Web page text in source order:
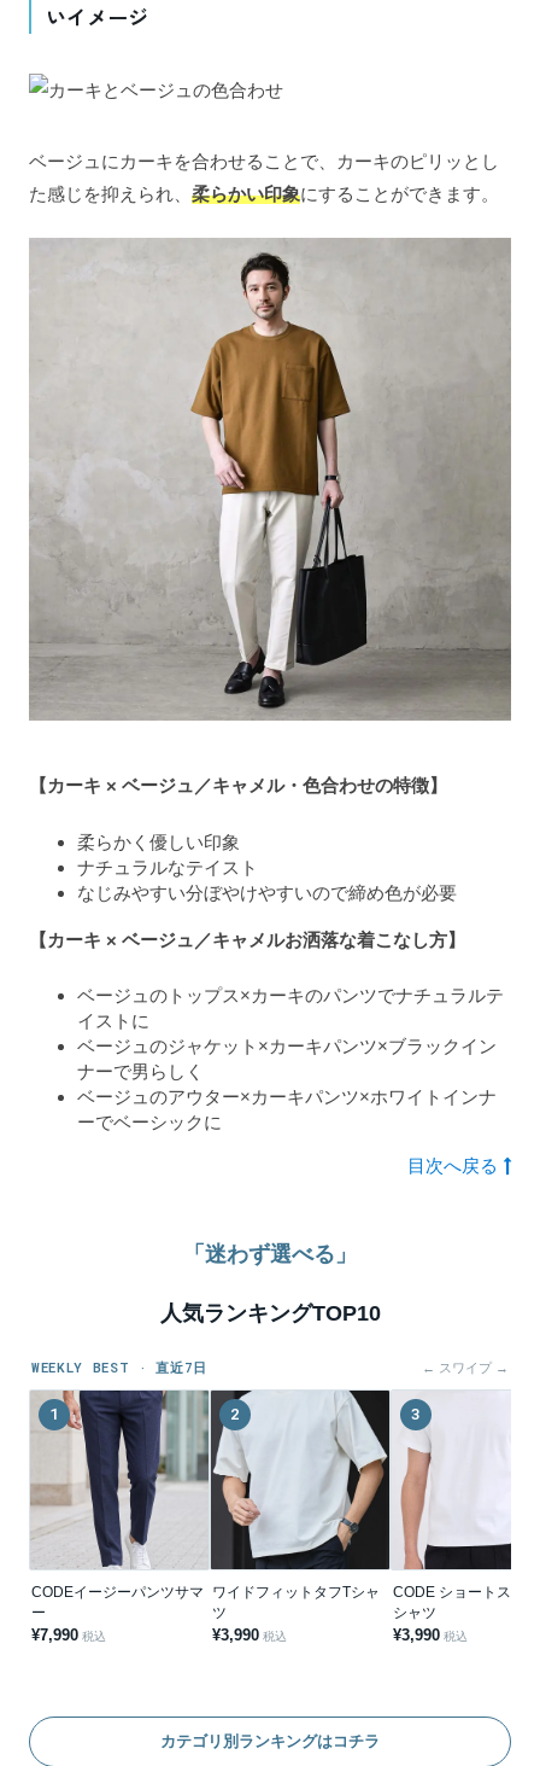
いイメージ
ベージュにカーキを合わせることで、カーキのピリッとし
た感じを抑えられ、 柔らかい印象にすることができます。
【カーキ × ベージュ／キャメル・色合わせの特徴】
柔らかく優しい印象
ナチュラルなテイスト
なじみやすい分ぼやけやすいので締め色が必要
【カーキ × ベージュ／キャメルお洒落な着こなし方】
ベージュのトップス×カーキのパンツでナチュラルテ
イストに
ベージュのジャケット×カーキパンツ×ブラックイン
ナーで男らしく
ベージュのアウター×カーキパンツ×ホワイトインナ
ーでベーシックに
目次へ戻る
「迷わず選べる」
人気ランキングTOP10
WEEKLY BEST · 直近7日 ← スワイプ →
1
CODEイージーパンツサマ
ー
¥7,990 税込
2
ワイドフィットタフTシャ
ツ
¥3,990 税込
3
CODE ショートスリ
シャツ
¥3,990 税込
カテゴリ別ランキングはコチラ